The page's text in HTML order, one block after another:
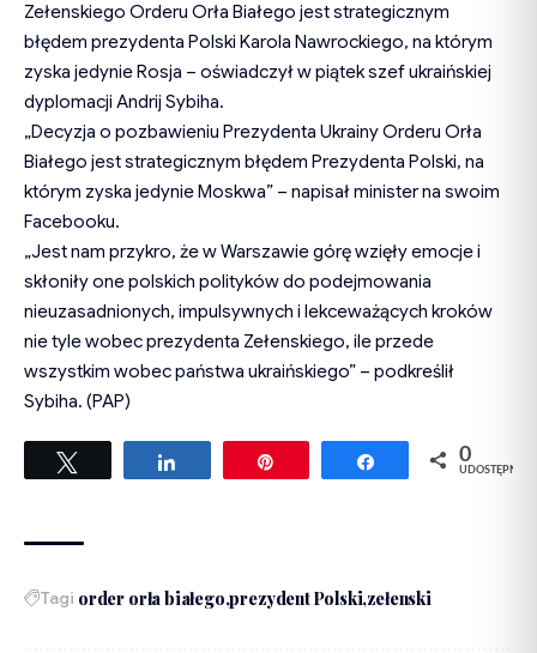
Zełenskiego Orderu Orła Białego jest strategicznym
błędem prezydenta Polski Karola Nawrockiego, na którym
zyska jedynie Rosja – oświadczył w piątek szef ukraińskiej
dyplomacji Andrij Sybiha.
„Decyzja o pozbawieniu Prezydenta Ukrainy Orderu Orła
Białego jest strategicznym błędem Prezydenta Polski, na
którym zyska jedynie Moskwa” – napisał minister na swoim
Facebooku.
„Jest nam przykro, że w Warszawie górę wzięły emocje i
skłoniły one polskich polityków do podejmowania
nieuzasadnionych, impulsywnych i lekceważących kroków
nie tyle wobec prezydenta Zełenskiego, ile przede
wszystkim wobec państwa ukraińskiego” – podkreślił
Sybiha. (PAP)
Udostępnij Udostępnij
0
UDOSTĘPNIEŃ
Tagi order orła białego prezydent Polski zełenski